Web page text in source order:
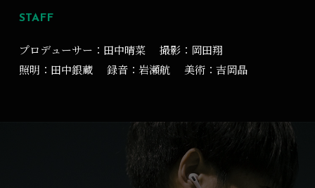
STAFF
プロデューサー：田中晴菜
撮影：岡田翔
照明：田中銀蔵
録音：岩瀬航 美術：吉岡晶